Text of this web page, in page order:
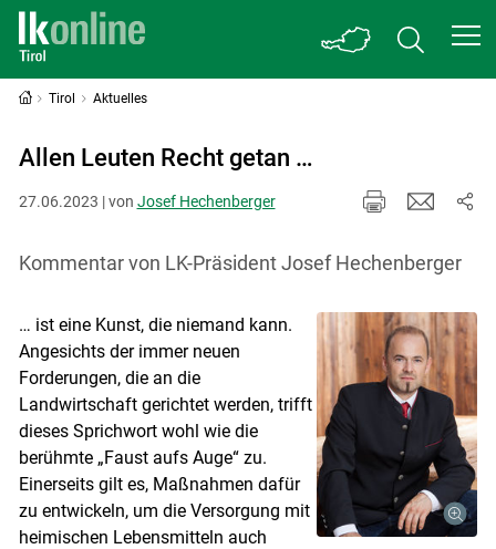
Tirol Aktuelles
Allen Leuten Recht getan …
27.06.2023 | von Josef Hechenberger
Kommentar von LK-Präsident Josef Hechenberger
… ist eine Kunst, die niemand kann.
Angesichts der immer neuen
Forderungen, die an die
Landwirtschaft gerichtet werden, trifft
dieses Sprichwort wohl wie die
berühmte „Faust aufs Auge“ zu.
Einerseits gilt es, Maßnahmen dafür
zu entwickeln, um die Versorgung mit
heimischen Lebensmitteln auch